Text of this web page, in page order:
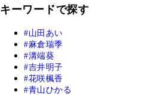
キーワードで探す
山田あい
麻倉瑞季
溝端葵
吉井明子
花咲楓香
青山ひかる